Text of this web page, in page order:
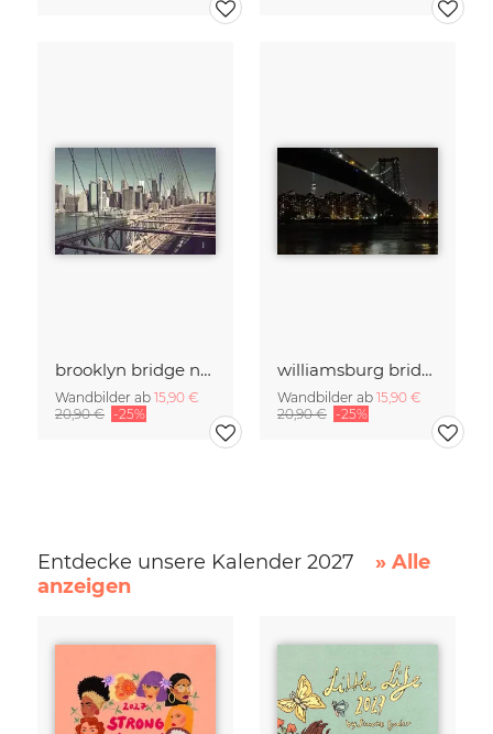
brooklyn bridge no. 01
Wandbilder ab 15,90 €
20,90 € -25%
williamsburg bridge
Wandbilder ab 15,90 €
20,90 € -25%
Entdecke unsere Kalender 2027
» Alle
anzeigen